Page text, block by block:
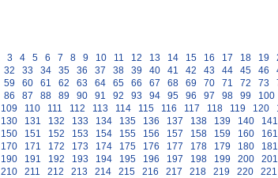
3 4 5 6 7 8 9 10 11 12 13 14 15 16 17 18 19
32 33 34 35 36 37 38 39 40 41 42 43 44 45 46
59 60 61 62 63 64 65 66 67 68 69 70 71 72 73
86 87 88 89 90 91 92 93 94 95 96 97 98 99 100
109 110 111 112 113 114 115 116 117 118 119 120
130 131 132 133 134 135 136 137 138 139 140 141
150 151 152 153 154 155 156 157 158 159 160 161
170 171 172 173 174 175 176 177 178 179 180 181
190 191 192 193 194 195 196 197 198 199 200 201
210 211 212 213 214 215 216 217 218 219 220 221